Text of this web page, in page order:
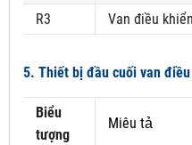
R3
Van điều
5. Thiết bị đầu cuối van
Biểu
tượng
Miêu tả